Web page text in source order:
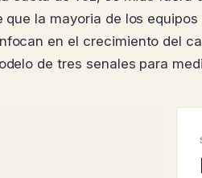
la mayoria de los
en el crecimiento del
de tres senales para